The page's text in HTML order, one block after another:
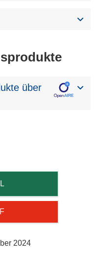
über
2024